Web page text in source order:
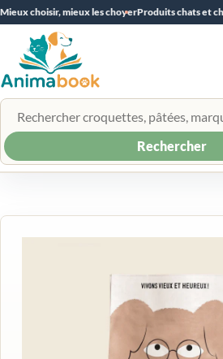
Mieux choisir, mieux les choyerProduits chats et
Rechercher un produit
Rechercher